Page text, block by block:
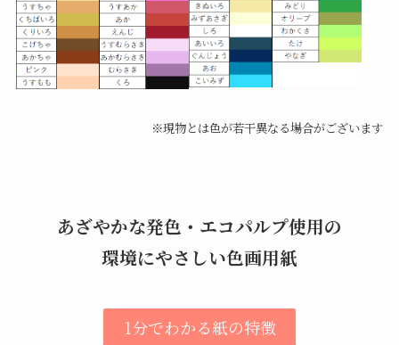
※現物とは色が若干異なる場合がございます
あざやかな発色・エコパルプ使用の
環境にやさしい色画用紙
1分でわかる紙の特徴